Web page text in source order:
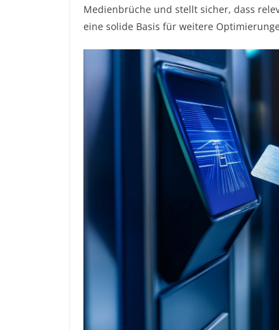
Medienbrüche und stellt sicher, dass
eine solide Basis für weitere